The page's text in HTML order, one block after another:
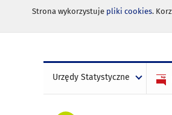
Strona wykorzystuje pliki cookies.
Urzędy Statystyczne